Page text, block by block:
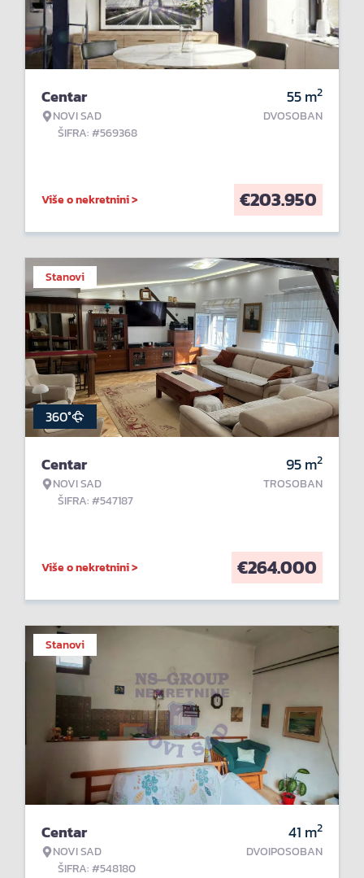
Centar
NOVI SAD
ŠIFRA: #569368
55m2
DVOSOBAN
Više o nekretnini > €203.950
Stanovi
360°
Centar
NOVI SAD
ŠIFRA: #547187
95m2
TROSOBAN
Više o nekretnini > €264.000
Stanovi
Centar
NOVI SAD
ŠIFRA: #548180
41 m2
DVOIPOSOBAN